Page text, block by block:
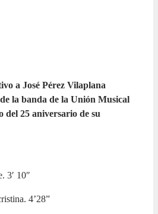
a José Pérez Vilaplana
la banda de la Unión Musical
del 25 aniversario de su
3′ 10″
4’28”